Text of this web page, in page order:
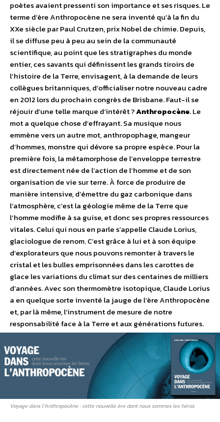
poètes avaient pressenti son importance et ses risques. Le
terme d’ère Anthropocène ne sera inventé qu’à la fin du
XXe siècle par Paul Crutzen, prix Nobel de chimie. Depuis,
il se diffuse peu à peu au sein de la communauté
scientifique, au point que les stratigraphes du monde
entier, ces savants qui définissent les grands tiroirs de
l’histoire de la Terre, envisagent, à la demande de leurs
collègues britanniques, d’officialiser notre nouveau cadre
en 2012 lors du prochain congrès de Brisbane. Faut-il se
réjouir d’une telle marque d’intérêt ?Anthropocène. Le
mot a quelque chose d’effrayant. Sa musique nous
emmène vers un autre mot, anthropophage, mangeur
d’hommes, monstre qui dévore sa propre espèce. Pour la
première fois, la métamorphose de l’enveloppe terrestre
est directement née de l’action de l’homme et de son
organisation de vie sur terre. À force de produire de
manière intensive, d’émettre du gaz carbonique dans
l’atmosphère, c’est la géologie même de la Terre que
l’homme modifie à sa guise, et donc ses propres ressources
vitales. Celui qui nous en parle s’appelle Claude Lorius,
glaciologue de renom. C’est grâce à lui et à son équipe
d’explorateurs que nous pouvons remonter à travers le
cristal et les bulles emprisonnées dans les carottes de
glace les variations du climat sur des centaines de milliers
d’années. Avec son thermomètre isotopique, Claude Lorius
a en quelque sorte inventé la jauge de l’ère Anthropocène
et, par là même, l’instrument de mesure de notre
responsabilité face à la Terre et aux générations futures.
Voyage dans l’Anthropocène : cette nouvelle ère dont nous sommes les héros